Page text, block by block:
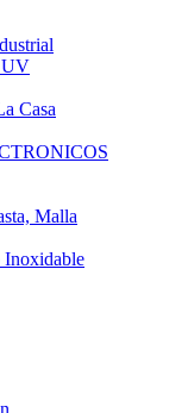
UV
Casa
Malla
Inoxidable